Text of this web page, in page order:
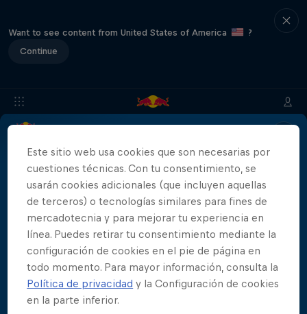
Want to see content from United States of America
?
Continue
Info Ubicación Saltadores Resultados Historia
Patrocinadores
444 Days
Este sitio web usa cookies que son necesarias por
cuestiones técnicas. Con tu consentimiento, se
usarán cookies adicionales (que incluyen aquellas
de terceros) o tecnologías similares para fines de
mercadotecnia y para mejorar tu experiencia en
línea. Puedes retirar tu consentimiento mediante la
configuración de cookies en el pie de página en
todo momento. Para mayor información, consulta la
Política de privacidad y la Configuración de cookies
en la parte inferior.